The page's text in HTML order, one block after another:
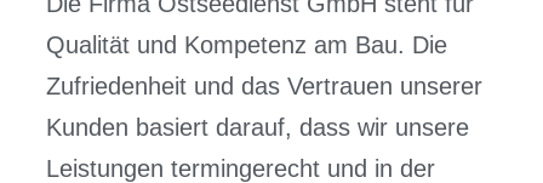
Qualität und Kompetenz am Bau. Die
Zufriedenheit und das Vertrauen unserer
Kunden basiert darauf, dass wir unsere
Leistungen termingerecht und in der